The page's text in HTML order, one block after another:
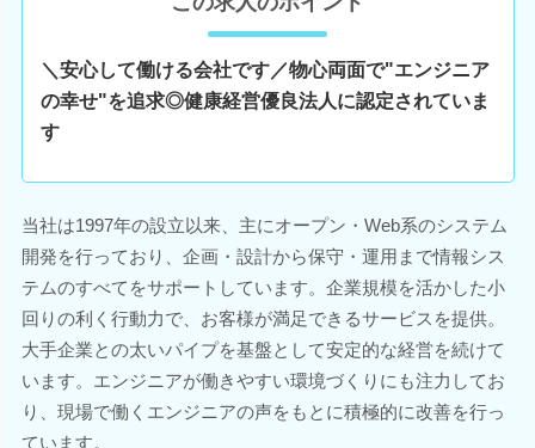
＼安心して働ける会社です／物心両面で"エンジニア
の幸せ"を追求◎健康経営優良法人に認定されていま
す
当社は1997年の設立以来、主にオープン・Web系のシステム
開発を行っており、企画・設計から保守・運用まで情報シス
テムのすべてをサポートしています。企業規模を活かした小
回りの利く行動力で、お客様が満足できるサービスを提供。
大手企業との太いパイプを基盤として安定的な経営を続けて
います。エンジニアが働きやすい環境づくりにも注力してお
り、現場で働くエンジニアの声をもとに積極的に改善を行っ
ています。